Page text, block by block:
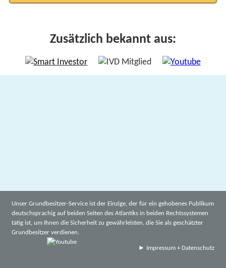
Zusätzlich bekannt aus:
Unser Grundbesitzer-Service ist der Einzige, der für ein gehobenes Publikum
deutschsprachig auf beiden Seiten des Atlantiks in beiden Rechtssystemen
tätig ist, um Ihnen die Sicherheit zu gewährleisten, die Sie als geschätzter
Grundbesitzer verdienen.
► Impressum + Datenschutz